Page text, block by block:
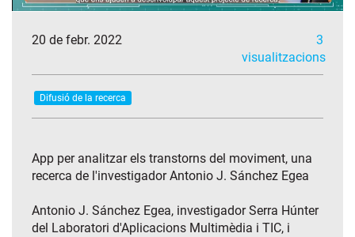
20 de febr. 2022
3
visualitzacions
Difusió de la recerca
App per analitzar els transtorns del moviment, una
recerca de l'investigador Antonio J. Sánchez Egea
Antonio J. Sánchez Egea, investigador Serra Húnter
del Laboratori d'Aplicacions Multimèdia i TIC, i